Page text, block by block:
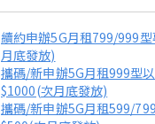
續約申辦5G月租799/999
月底發放)
攜碼/新申辦5G月租999型
$1000(次月底發放)
攜碼/新申辦5G月租599/